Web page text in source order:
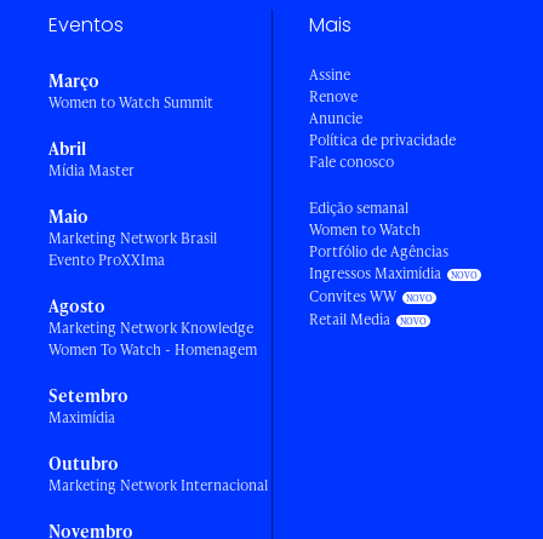
Eventos
Março
Women to Watch Summit
Abril
Mídia Master
Maio
Marketing Network Brasil
Evento ProXXIma
Agosto
Marketing Network Knowledge
Women To Watch - Homenagem
Setembro
Maximídia
Outubro
Marketing Network Internacional
Novembro
Mais
Assine
Renove
Anuncie
Política de privacidade
Fale conosco
Edição semanal
Women to Watch
Portfólio de Agências
Ingressos Maximídia
Convites WW
Retail Media